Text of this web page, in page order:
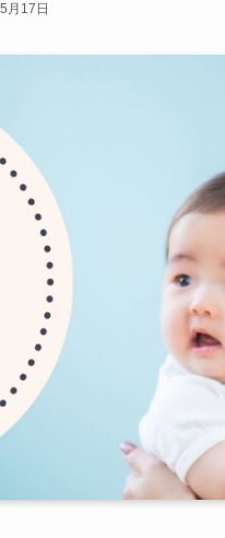
月17日